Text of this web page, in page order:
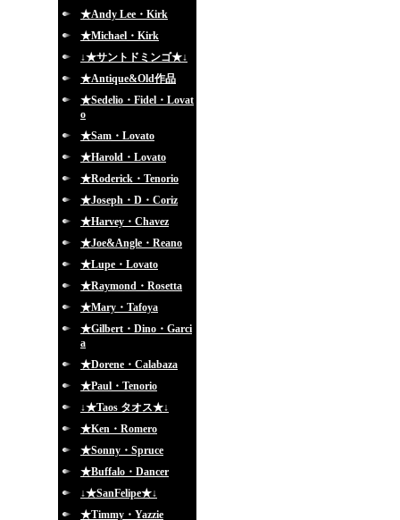
★Andy Lee・Kirk
★Michael・Kirk
↓★サントドミンゴ★↓
★Antique&Old作品
★Sedelio・Fidel・Lovat
o
★Sam・Lovato
★Harold・Lovato
★Roderick・Tenorio
★Joseph・D・Coriz
★Harvey・Chavez
★Joe&Angle・Reano
★Lupe・Lovato
★Raymond・Rosetta
★Mary・Tafoya
★Gilbert・Dino・Garci
a
★Dorene・Calabaza
★Paul・Tenorio
↓★Taos タオス★↓
★Ken・Romero
★Sonny・Spruce
★Buffalo・Dancer
↓★SanFelipe★↓
★Timmy・Yazzie